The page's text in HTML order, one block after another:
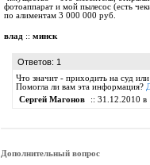
фотоаппарат и мой пылесос (есть
по алиментам 3 000 000 руб.
влад :: минск
Ответов: 1
Что значит - приходить на суд
Помогла ли вам эта информация?
Сергей Магонов
:: 31.12.2010
Дополнительный вопрос